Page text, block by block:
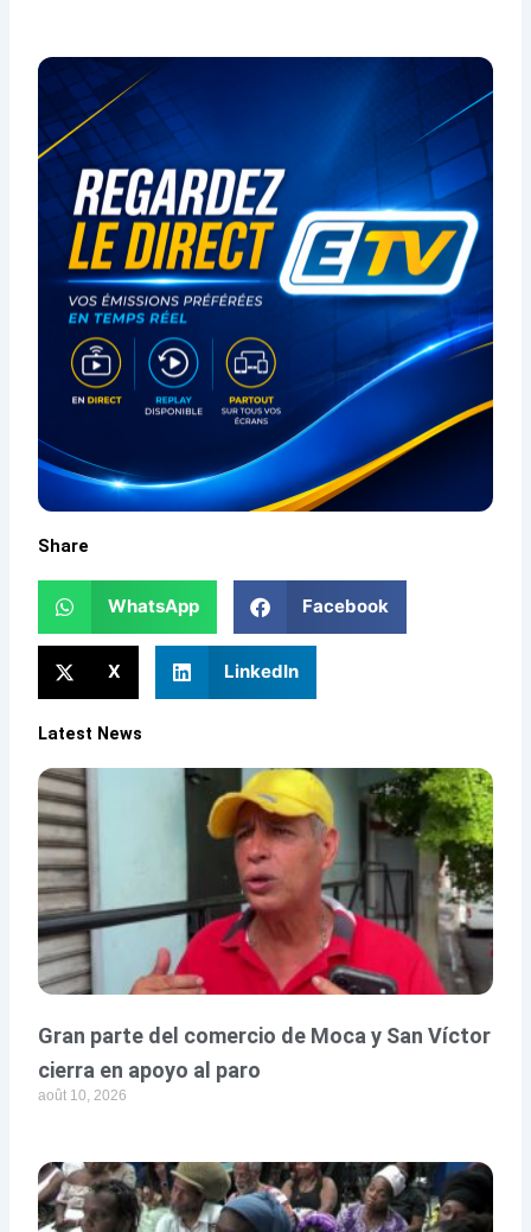
Share
WhatsApp Facebook
X LinkedIn
Latest News
Gran parte del comercio de Moca y San Víctor
cierra en apoyo al paro
août 10, 2026